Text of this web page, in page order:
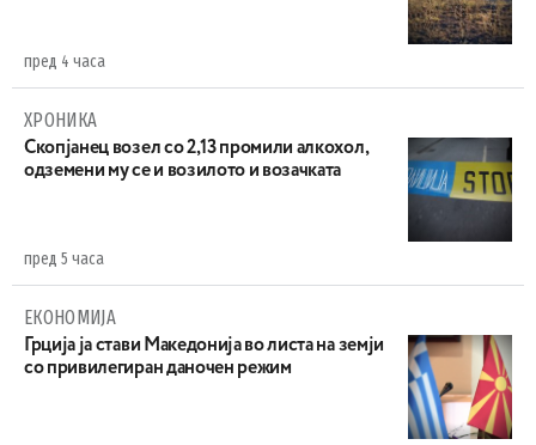
пред 4 часа
ХРОНИКА
Скопјанец возел со 2,13 промили алкохол,
одземени му се и возилото и возачката
пред 5 часа
ЕКОНОМИЈА
Грција ја стави Македонија во листа на земји
со привилегиран даночен режим